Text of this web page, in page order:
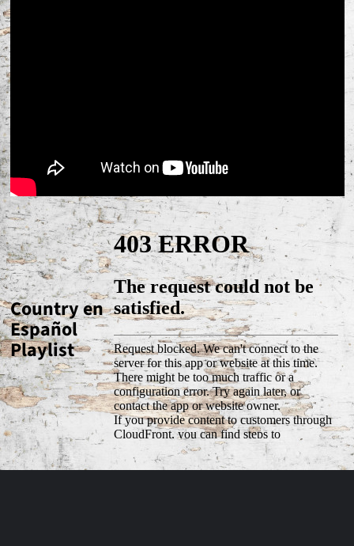
Country en
Español
Playlist